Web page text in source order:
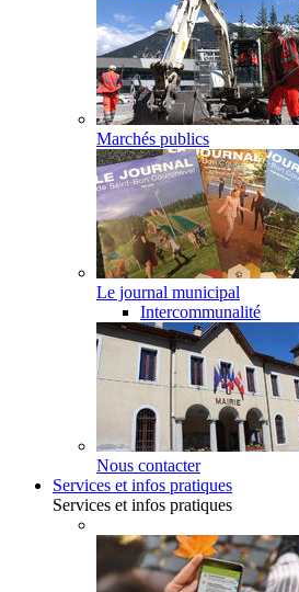
Marchés publics
Le journal municipal
Intercommunalité
Nous contacter
Services et infos pratiques
Services et infos pratiques